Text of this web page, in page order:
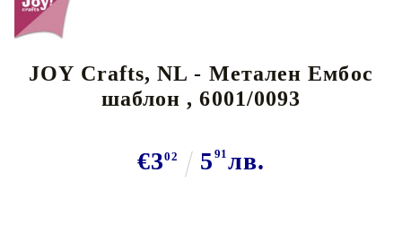
JOY Crafts, NL - Метален Ембос
шаблон , 6001/0093
€302 5 91 лв.